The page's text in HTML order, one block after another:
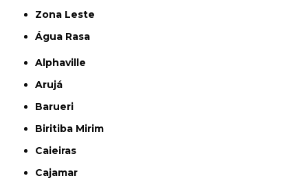
Zona Leste
Água Rasa
Alphaville
Arujá
Barueri
Biritiba Mirim
Caieiras
Cajamar